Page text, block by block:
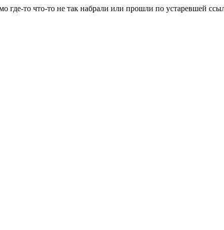
то что-то не так набрали или прошли по устаревшей